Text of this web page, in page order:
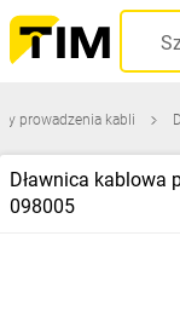
prowadzenia kabli
Dławnica kablowa
098005